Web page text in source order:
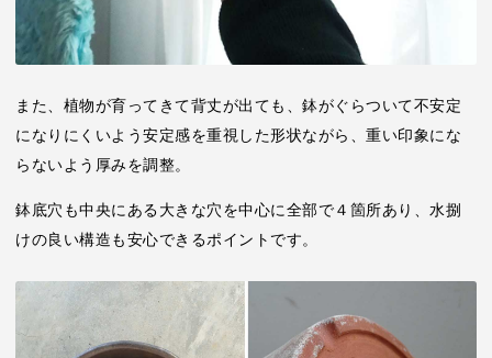
また、植物が育ってきて背丈が出ても、鉢がぐらついて不安定
になりにくいよう安定感を重視した形状ながら、重い印象にな
らないよう厚みを調整。
鉢底穴も中央にある大きな穴を中心に全部で４箇所あり、水捌
けの良い構造も安心できるポイントです。